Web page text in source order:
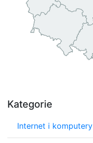
Kategorie
Internet i komputery